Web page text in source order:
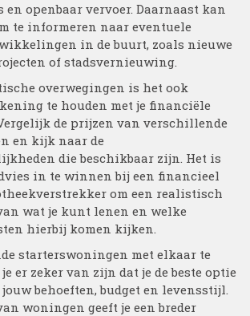
openbaar vervoer. Daarnaast kan
te informeren naar eventuele
in de buurt, zoals nieuwe
of stadsvernieuwing.
overwegingen is het ook
te houden met je financiële
de prijzen van verschillende
en kijk naar de
die beschikbaar zijn. Het is
in te winnen bij een financieel
om een realistisch
wat je kunt lenen en welke
hierbij komen kijken.
starterswoningen met elkaar te
er zeker van zijn dat je de beste optie
behoeften, budget en levensstijl.
woningen geeft je een breder